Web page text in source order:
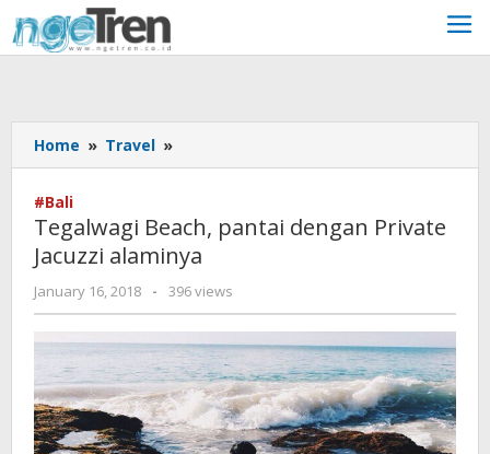
to
content
Home » Travel »
Beach,
Private
Jacuzzi
alaminya
#Bali
Tegalwagi Beach, pantai dengan Private
Jacuzzi alaminya
January 16, 2018
by
Upik
- 396 views